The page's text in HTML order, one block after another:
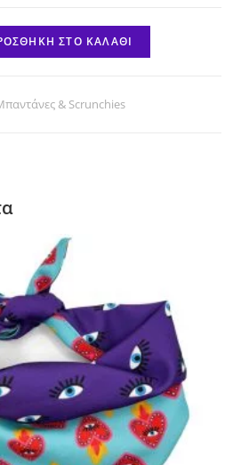
ΣΤΟ ΚΑΛΆΘΙ
& Scrunchies